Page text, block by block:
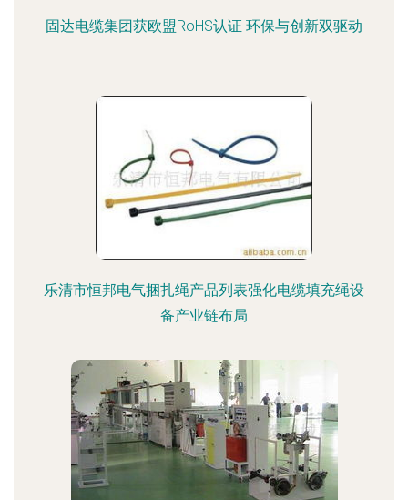
固达电缆集团获欧盟RoHS认证 环保与创新双驱动
乐清市恒邦电气捆扎绳产品列表强化电缆填充绳设
备产业链布局